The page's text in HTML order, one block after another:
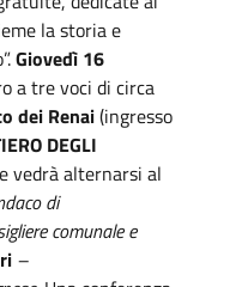
la storia e
Giovedì 16
a tre voci di circa
dei Renai(ingresso
DEGLI
vedrà alternarsi al
di
comunale e
–